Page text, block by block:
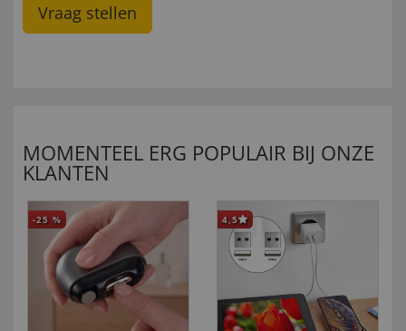
Vraag stellen
MOMENTEEL ERG POPULAIR BIJ ONZE
KLANTEN
-25 % 4,5